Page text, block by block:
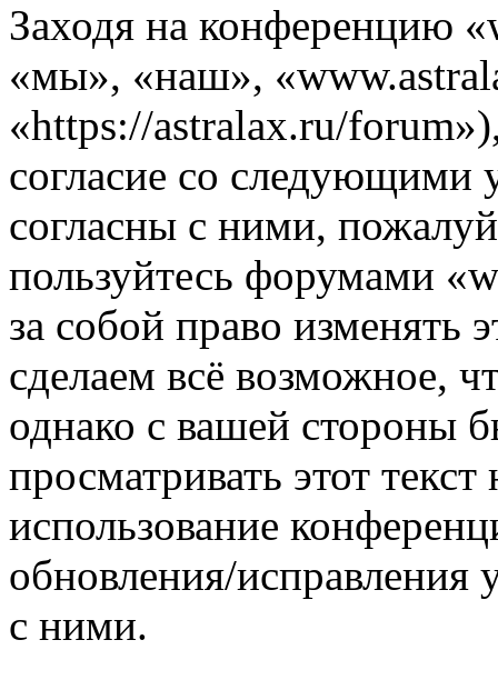
Заходя на конференцию
«мы», «наш»,
«https://astralax.ru/
согласие со следующими
согласны с ними,
пользуйтесь форумами
за собой право изменять
сделаем всё возможное,
однако с вашей стороны
просматривать этот
использование
обновления/исправления
с ними.